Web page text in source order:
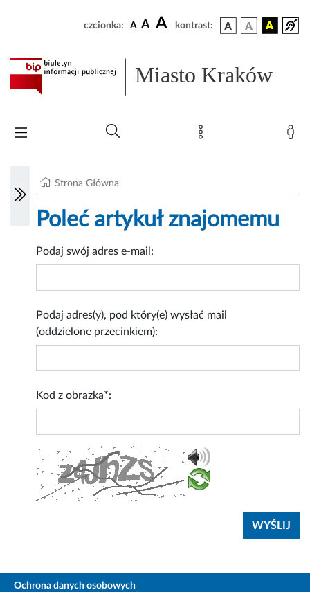
czcionka: A A A kontrast:
Miasto Kraków
Strona Główna
Poleć artykuł znajomemu
Podaj swój adres e-mail:
Podaj adres(y), pod który(e) wysłać mail
(oddzielone przecinkiem):
Kod z obrazka*:
Ochrona danych osobowych